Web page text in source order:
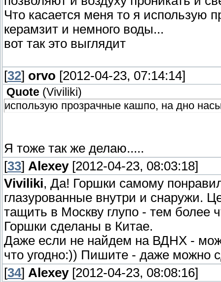
Что касается меня то я использую
керамзит и немного воды...
вот так это выглядит
[32] orvo [2012-04-23, 07:14:14]
Quote (Viviliki)
использую прозрачные кашпо, на дно
Я тоже так же делаю.....
[33] Alexey[2012-04-23, 08:03:18]
Viviliki, Да! Горшки самому
глазурованные внутри и снаружи.
тащить в Москву глупо - тем более
Горшки сделаны в Китае.
Даже если не найдем на ВДНХ -
что угодно:)) Пишите - даже можно
[34] Alexey[2012-04-23, 08:08:16]